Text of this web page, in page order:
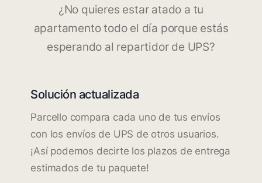
¿No quieres estar atado a tu
apartamento todo el día porque estás
esperando al repartidor de UPS?
Solución actualizada
Parcello compara cada uno de tus envíos
con los envíos de UPS de otros usuarios.
¡Así podemos decirte los plazos de entrega
estimados de tu paquete!